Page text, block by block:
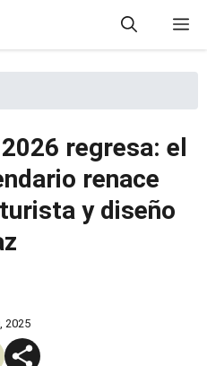
regresa: el
renace
y diseño
2025